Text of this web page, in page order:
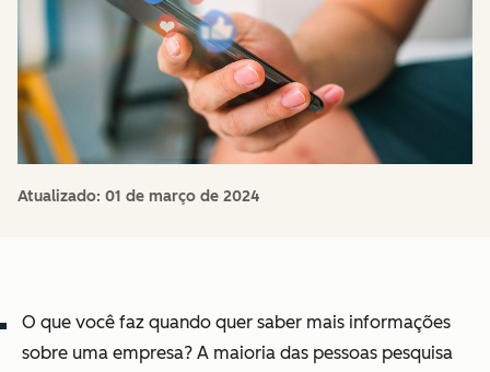
Atualizado: 01 de março de 2024
O que você faz quando quer saber mais informações
sobre uma empresa? A maioria das pessoas pesquisa